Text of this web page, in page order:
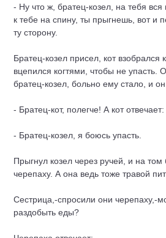
- Ну что ж, братец-козел, на тебя
к тебе на спину, ты прыгнешь, вот и
ту сторону.
Братец-козел присел, кот взобрался
вцепился когтями, чтобы не упасть.
братец-козел, больно ему стало, и он
- Братец-кот, полегче! А кот отвечает:
- Братец-козел, я боюсь упасть.
Прыгнул козел через ручей, и на том
черепаху. А она ведь тоже травой
Сестрица,-спросили они черепаху,-
раздобыть еды?